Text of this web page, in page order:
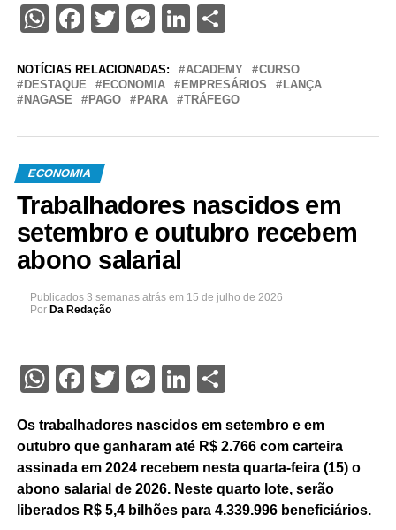
WhatsApp
Facebook
Twitter
Messenger
LinkedIn
Share
NOTÍCIAS RELACIONADAS: ACADEMY
CURSO
DESTAQUE
ECONOMIA EMPRESÁRIOS
LANÇA
NAGASE
PAGO PARA TRÁFEGO
ECONOMIA
Trabalhadores nascidos em
setembro e outubro recebem
abono salarial
Publicados 3 semanas atrás em 15 de julho de 2026
Por Da Redação
WhatsApp
Facebook
Twitter
Messenger
LinkedIn
Share
Os trabalhadores nascidos em setembro e em
outubro que ganharam até R$ 2.766 com carteira
assinada em 2024 recebem nesta quarta-feira (15) o
abono salarial de 2026. Neste quarto lote, serão
liberados R$ 5,4 bilhões para 4.339.996 beneficiários.